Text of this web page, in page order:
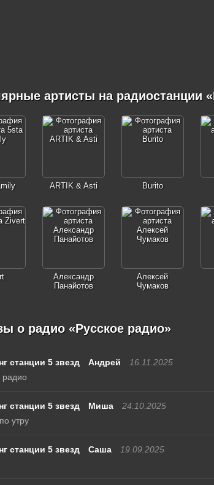
артисты на радиостанции
ARTIK & Asti Burito
Александр
Панайотов
Алексей
Чумаков
о радио «Русское радио»
Андрей
16.11.2025
Миша
24.10.2025
утру
Саша
19.09.2025